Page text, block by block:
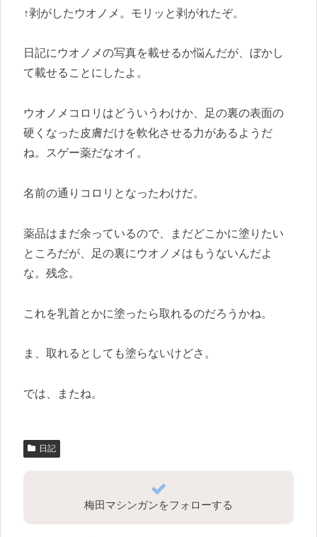
↑剥がしたウオノメ。モリッと剥がれたぞ。
日記にウオノメの写真を載せるか悩んだが、ぼかし
て載せることにしたよ。
ウオノメコロリはどういうわけか、足の裏の表面の
硬くなった皮膚だけを軟化させる力があるようだ
ね。スゲー薬だなオイ。
名前の通りコロリとなったわけだ。
薬品はまだ余っているので、まだどこかに塗りたい
ところだが、足の裏にウオノメはもうないんだよ
な。残念。
これを乳首とかに塗ったら取れるのだろうかね。
ま、取れるとしても塗らないけどさ。
では、またね。
日記
梅田マシンガンをフォローする